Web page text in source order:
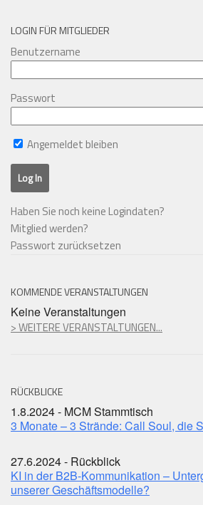
LOGIN FÜR MITGLIEDER
Benutzername
Passwort
Angemeldet bleiben
Haben Sie noch keine Logindaten?
Mitglied werden?
Passwort zurücksetzen
KOMMENDE VERANSTALTUNGEN
Keine Veranstaltungen
> WEITERE VERANSTALTUNGEN...
RÜCKBLICKE
1.8.2024 - MCM Stammtisch
3 Monate – 3 Strände: Call Soul, die
27.6.2024 - Rückblick
KI in der B2B-Kommunikation –
unserer Geschäftsmodelle?